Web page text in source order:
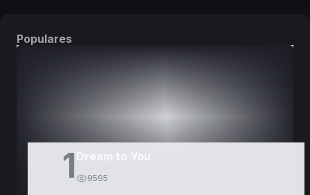
Populares
1 Dream to You
9595